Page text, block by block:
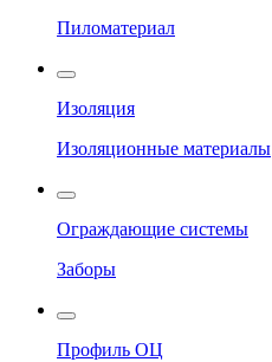
Пиломатериал
Изоляция
Изоляционные материалы
Ограждающие системы
Заборы
Профиль ОЦ